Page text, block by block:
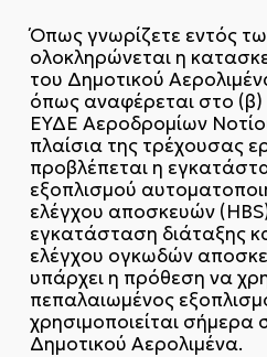
Όπως γνωρίζετε εντός
ολοκληρώνεται η
του Δημοτικού
όπως αναφέρεται στο (β)
ΕΥΔΕ Αεροδρομίων
πλαίσια της τρέχουσας
προβλέπεται η
εξοπλισμού
ελέγχου αποσκευών
εγκατάσταση διάταξης
ελέγχου ογκωδών
υπάρχει η πρόθεση να
πεπαλαιωμένος
χρησιμοποιείται σήμερα
Δημοτικού Αερολιμένα.